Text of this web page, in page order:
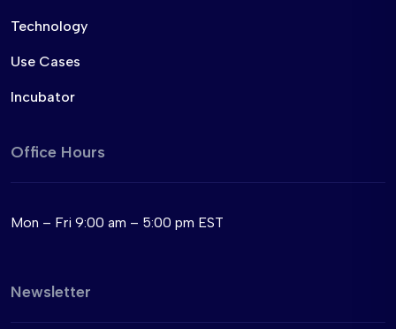
Technology
Use Cases
Incubator
Office Hours
Mon – Fri 9:00 am – 5:00 pm EST
Newsletter